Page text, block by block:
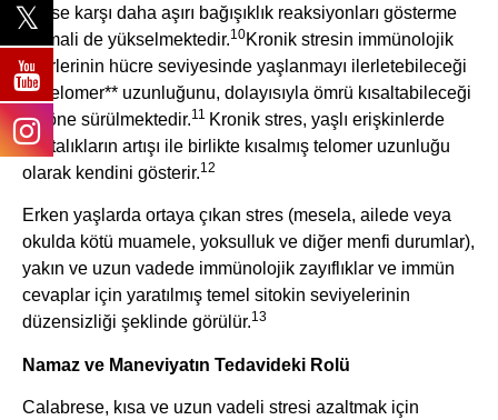
strese karşı daha aşırı bağışıklık reaksiyonları gösterme
ihtimali de yükselmektedir.10Kronik stresin immünolojik
tesirlerinin hücre seviyesinde yaşlanmayı ilerletebileceği
ve telomer** uzunluğunu, dolayısıyla ömrü kısaltabileceği
de öne sürülmektedir.11 Kronik stres, yaşlı erişkinlerde
hastalıkların artışı ile birlikte kısalmış telomer uzunluğu
olarak kendini gösterir.12
Erken yaşlarda ortaya çıkan stres (mesela, ailede veya
okulda kötü muamele, yoksulluk ve diğer menfi durumlar),
yakın ve uzun vadede immünolojik zayıflıklar ve immün
cevaplar için yaratılmış temel sitokin seviyelerinin
düzensizliği şeklinde görülür.13
Namaz ve Maneviyatın Tedavideki Rolü
Calabrese, kısa ve uzun vadeli stresi azaltmak için